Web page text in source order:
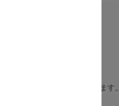
す。
日快適。
した踏み心地です。
回っても安心。
も簡単。
、季節を問わず快適に使えます。
間が広がります。